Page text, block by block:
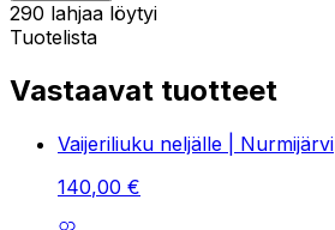
290 lahjaa löytyi
Tuotelista
Vastaavat tuotteet
Vaijeriliuku neljälle | Nurmijärvi
140,00 €